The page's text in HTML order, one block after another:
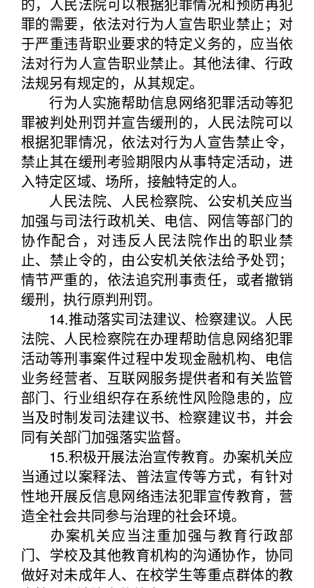
罪的需要，依法对行为人宣告职业禁止；对
于严重违背职业要求的特定义务的，应当依
法对行为人宣告职业禁止。其他法律、行政
法规另有规定的，从其规定。
行为人实施帮助信息网络犯罪活动等犯
罪被判处刑罚并宣告缓刑的，人民法院可以
根据犯罪情况，依法对行为人宣告禁止令，
禁止其在缓刑考验期限内从事特定活动，进
入特定区域、场所，接触特定的人。
人民法院、人民检察院、公安机关应当
加强与司法行政机关、电信、网信等部门的
协作配合，对违反人民法院作出的职业禁
止、禁止令的，由公安机关依法给予处罚；
情节严重的，依法追究刑事责任，或者撤销
缓刑，执行原判刑罚。
14.推动落实司法建议、检察建议。人民
法院、人民检察院在办理帮助信息网络犯罪
活动等刑事案件过程中发现金融机构、电信
业务经营者、互联网服务提供者和有关监管
部门、行业组织存在系统性风险隐患的，应
当及时制发司法建议书、检察建议书，并会
同有关部门加强落实监督。
15.积极开展法治宣传教育。办案机关应
当通过以案释法、普法宣传等方式，有针对
性地开展反信息网络违法犯罪宣传教育，营
造全社会共同参与治理的社会环境。
办案机关应当注重加强与教育行政部
门、学校及其他教育机构的沟通协作，协同
做好对未成年人、在校学生等重点群体的教